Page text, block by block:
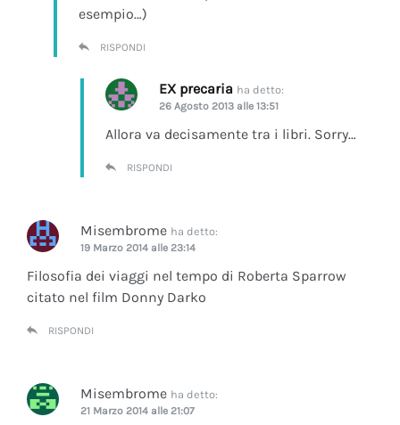
esempio…)
RISPONDI
EX precaria ha detto:
26 Agosto 2013 alle 13:51
Allora va decisamente tra i libri. Sorry…
RISPONDI
Misembrome ha detto:
19 Marzo 2014 alle 23:14
Filosofia dei viaggi nel tempo di Roberta Sparrow
citato nel film Donny Darko
RISPONDI
Misembrome ha detto:
21 Marzo 2014 alle 21:07